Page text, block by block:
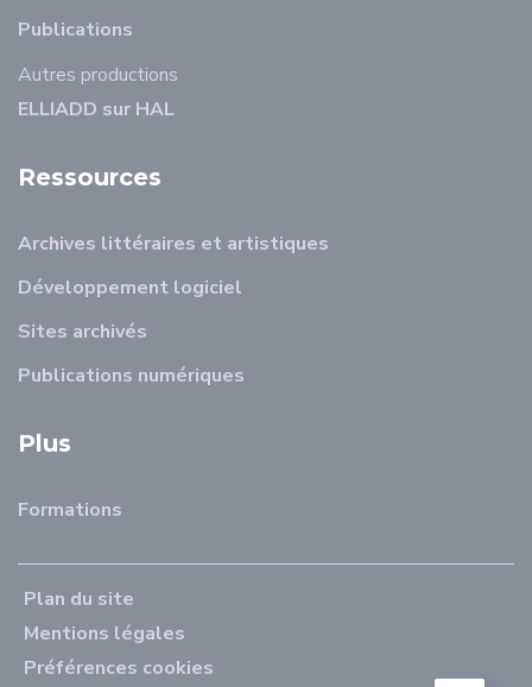
Publications
Autres productions
ELLIADD sur HAL
Ressources
Archives littéraires et artistiques
Développement logiciel
Sites archivés
Publications numériques
Plus
Formations
Plan du site
Mentions légales
Préférences cookies